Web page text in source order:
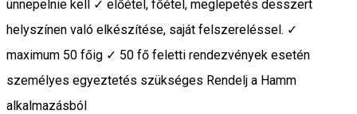
ünnepelnie kell ✓ előétel, főétel, meglepetés desszert
helyszínen való elkészítése, saját felszereléssel. ✓
maximum 50 főig ✓ 50 fő feletti rendezvények esetén
személyes egyeztetés szükséges Rendelj a Hamm
alkalmazásból